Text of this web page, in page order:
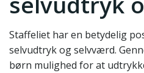
Staffeliet har en betydelig
selvudtryk og selvværd.
børn mulighed for at